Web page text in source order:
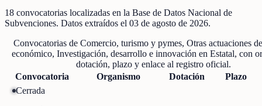
18 convocatorias localizadas en la Base de Datos Nacional de
Subvenciones. Datos extraídos el 03 de agosto de 2026.
Convocatorias de Comercio, turismo y pymes, Otras actuaciones
económico, Investigación, desarrollo e innovación en Estatal, con
dotación, plazo y enlace al registro oficial.
Convocatoria
Organismo Dotación
Plazo
Cerrada